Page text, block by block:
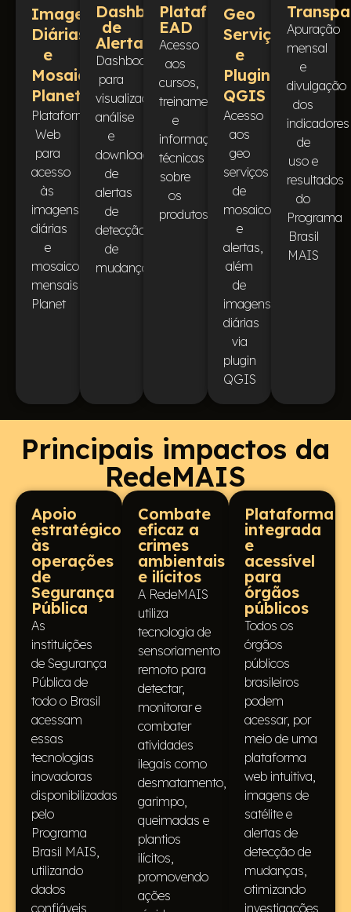
Imagens
Diárias
e
Mosaicos
Planet
Plataforma
Web
para
acesso
às
imagens
diárias
e
mosaicos
mensais
Planet
Dashboard
de
Alertas
Dashboard
para
visualização,
análise
e
download
de
alertas
de
detecção
de
mudança
Plataforma
EAD
Acesso
aos
cursos,
treinamentos
e
informações
técnicas
sobre
os
produtos
Geo
Serviços
e
Plugin
QGIS
Acesso
aos
geo
serviços
de
mosaicos
e
alertas,
além
de
imagens
diárias
via
plugin
QGIS
Apuração
mensal
e
divulgação
dos
indicadores
de
uso e
resultados
do
Programa
Brasil
MAIS
Principais impactos da
RedeMAIS
Apoio
estratégico
às
operações
de
Segurança
Pública
As
instituições
de Segurança
Pública de
todo o Brasil
acessam
essas
tecnologias
inovadoras
disponibilizadas
pelo
Programa
Brasil MAIS,
utilizando
dados
confiáveis
Combate
eficaz a
crimes
ambientais
e ilícitos
A RedeMAIS
utiliza
tecnologia de
sensoriamento
remoto para
detectar,
monitorar e
combater
atividades
ilegais como
desmatamento,
garimpo,
queimadas e
plantios
ilícitos,
promovendo
ações
Plataforma
integrada
e
acessível
para
órgãos
públicos
Todos os
órgãos
públicos
brasileiros
podem
acessar, por
meio de uma
plataforma
web intuitiva,
imagens de
satélite e
alertas de
detecção de
mudanças,
otimizando
investigações,